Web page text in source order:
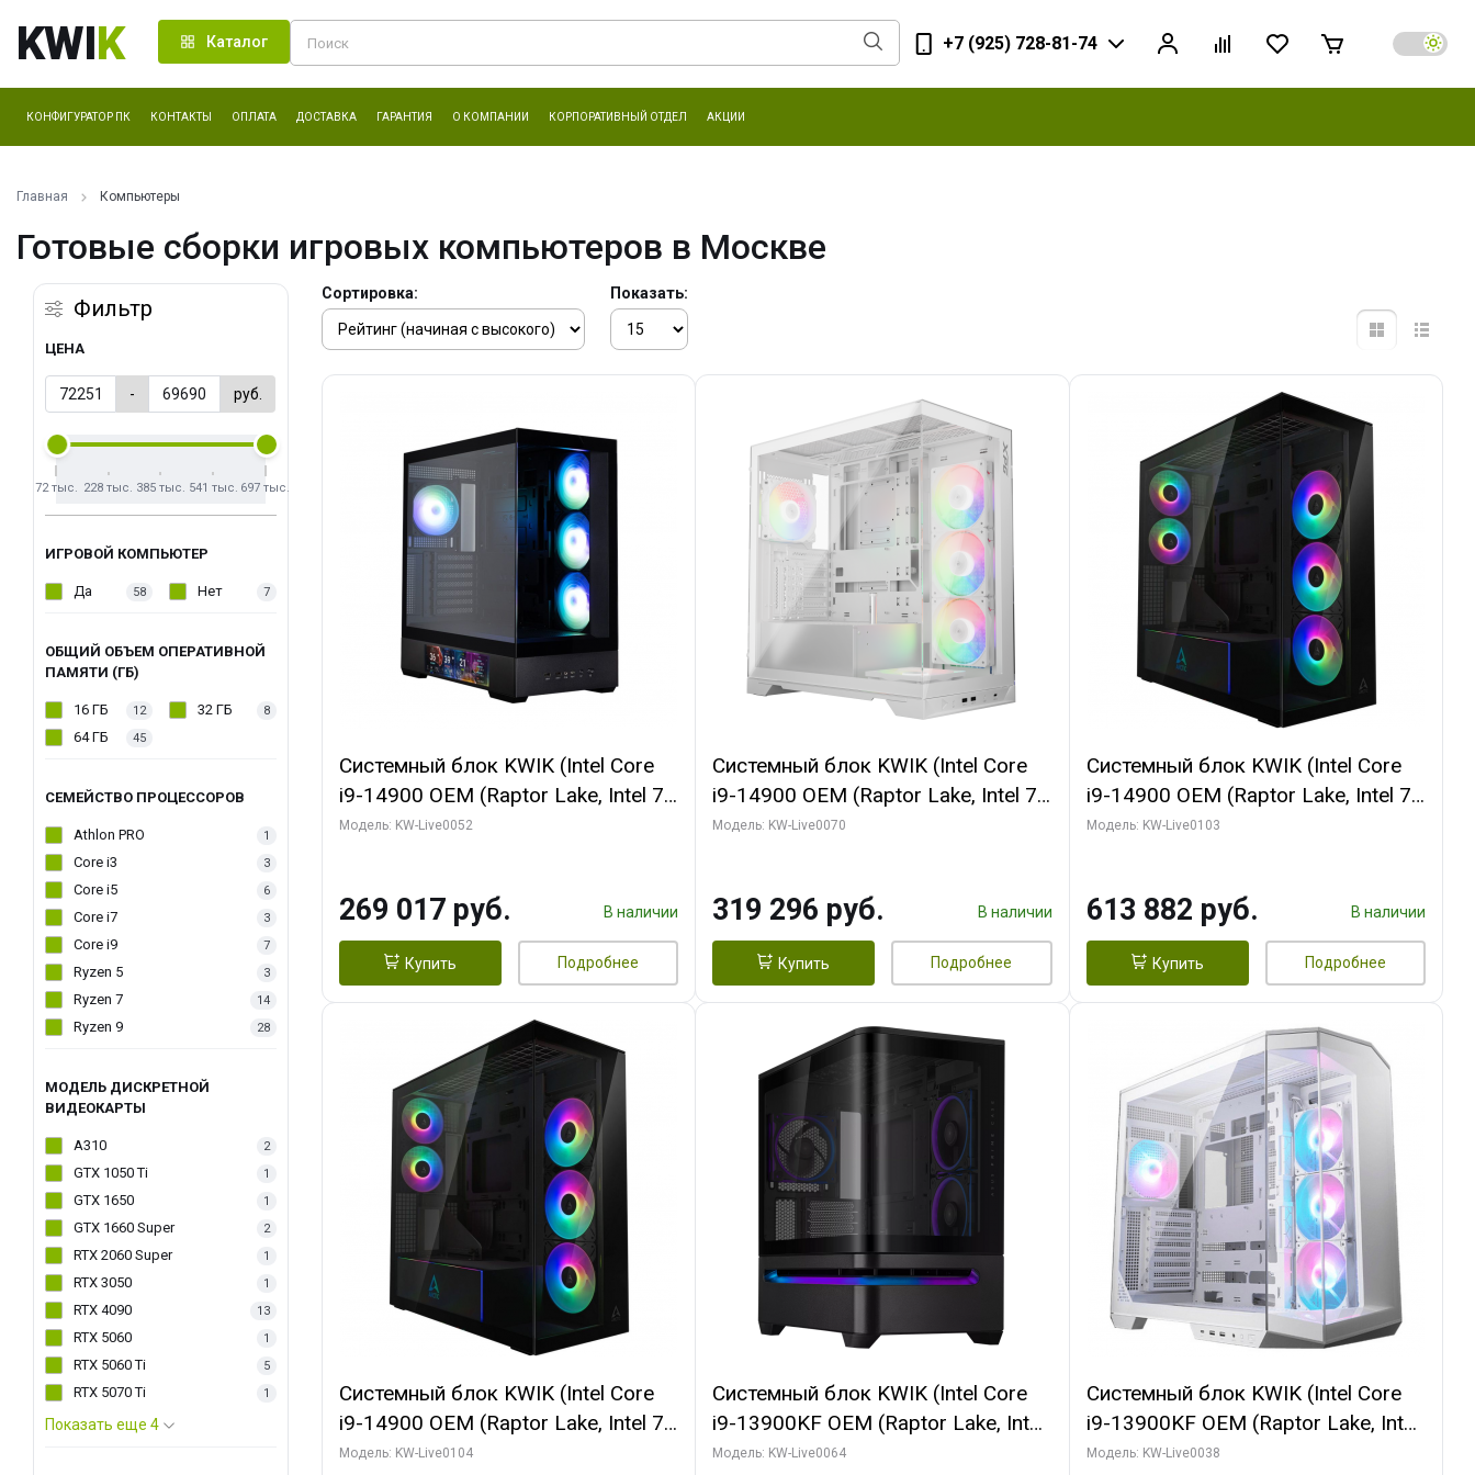
KWIK Каталог +7 (925) 728-81-74
КОНФИГУРАТОР ПК КОНТАКТЫ ОПЛАТА ДОСТАВКА ГАРАНТИЯ О КОМПАНИИ КОРПОРАТИВНЫЙ ОТДЕЛ АКЦИИ
Главная Компьютеры
Готовые сборки игровых компьютеров в Москве
Фильтр
ЦЕНА
- руб.
72 тыс. 228 тыс. 385 тыс. 541 тыс. 697 тыс.
ИГРОВОЙ КОМПЬЮТЕР
Да 58 Нет 7
ОБЩИЙ ОБЪЕМ ОПЕРАТИВНОЙ
ПАМЯТИ (ГБ)
16 ГБ 12 32 ГБ 8
64 ГБ 45
СЕМЕЙСТВО ПРОЦЕССОРОВ
Athlon PRO 1
Core i3 3
Core i5 6
Core i7 3
Core i9 7
Ryzen 5 3
Ryzen 7 14
Ryzen 9 28
МОДЕЛЬ ДИСКРЕТНОЙ
ВИДЕОКАРТЫ
A310 2
GTX 1050 Ti 1
GTX 1650 1
GTX 1660 Super 2
RTX 2060 Super 1
RTX 3050 1
RTX 4090 13
RTX 5060 1
RTX 5060 Ti 5
RTX 5070 Ti 1
Показать еще 4
Сортировка: Показать:
Системный блок KWIK (Intel Core
i9-14900 OEM (Raptor Lake, Intel 7,
C24 16EC/8PC// 64 ГБ ОЗУ (2
256bit 3xDP HD/ 512 ГБ SSD)
Модель: KW-Live0052
269 017 руб. В наличии
Купить Подробнее
Системный блок KWIK (Intel Core
i9-14900 OEM (Raptor Lake, Intel 7,
C24 16EC/8PC// 64 ГБ ОЗУ (2
GDDR7 256bit/ 960 ГБ SSD)
Модель: KW-Live0070
319 296 руб. В наличии
Купить Подробнее
Системный блок KWIK (Intel Core
i9-14900 OEM (Raptor Lake, Intel 7,
C24 16EC/8PC// 64 ГБ ОЗУ (2
Turbo/ 960 ГБ SSD)
Модель: KW-Live0103
613 882 руб. В наличии
Купить Подробнее
Системный блок KWIK (Intel Core
i9-14900 OEM (Raptor Lake, Intel 7,
C24 16EC/8PC// 64 ГБ ОЗУ (2
Модель: KW-Live0104
Системный блок KWIK (Intel Core
i9-13900KF OEM (Raptor Lake, Intel
7, C24 16EC/8P/ 64 ГБ ОЗУ (2
Модель: KW-Live0064
Системный блок KWIK (Intel Core
i9-13900KF OEM (Raptor Lake, Intel
7, C24 16EC/8P/ 32 ГБ ОЗУ (2
Модель: KW-Live0038